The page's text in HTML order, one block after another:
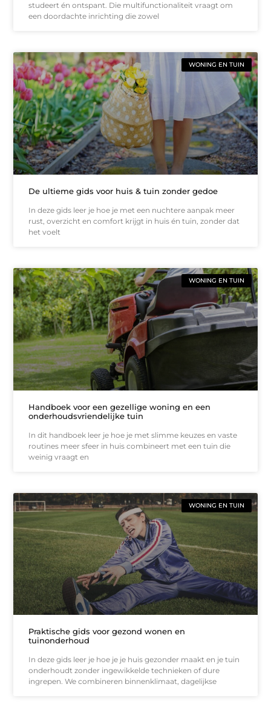
studeert én ontspant. Die multifunctionaliteit vraagt om
een doordachte inrichting die zowel
WONING EN TUIN
De ultieme gids voor huis & tuin zonder gedoe
In deze gids leer je hoe je met een nuchtere aanpak meer
rust, overzicht en comfort krijgt in huis én tuin, zonder dat
het voelt
WONING EN TUIN
Handboek voor een gezellige woning en een
onderhoudsvriendelijke tuin
In dit handboek leer je hoe je met slimme keuzes en vaste
routines meer sfeer in huis combineert met een tuin die
weinig vraagt en
WONING EN TUIN
Praktische gids voor gezond wonen en
tuinonderhoud
In deze gids leer je hoe je je huis gezonder maakt en je tuin
onderhoudt zonder ingewikkelde technieken of dure
ingrepen. We combineren binnenklimaat, dagelijkse